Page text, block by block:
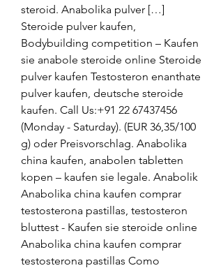
steroid. Anabolika pulver […]
Steroide pulver kaufen,
Bodybuilding competition – Kaufen
sie anabole steroide online Steroide
pulver kaufen Testosteron enanthate
pulver kaufen, deutsche steroide
kaufen. Call Us:+91 22 67437456
(Monday - Saturday). (EUR 36,35/100
g) oder Preisvorschlag. Anabolika
china kaufen, anabolen tabletten
kopen – kaufen sie legale. Anabolik
Anabolika china kaufen comprar
testosterona pastillas, testosteron
bluttest - Kaufen sie steroide online
Anabolika china kaufen comprar
testosterona pastillas Como